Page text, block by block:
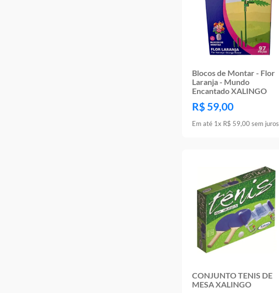
Blocos de Montar - Flor
Laranja - Mundo
Encantado XALINGO
R$ 59,00
Em até 1x R$ 59,00 sem juros
CONJUNTO TENIS DE
MESA XALINGO